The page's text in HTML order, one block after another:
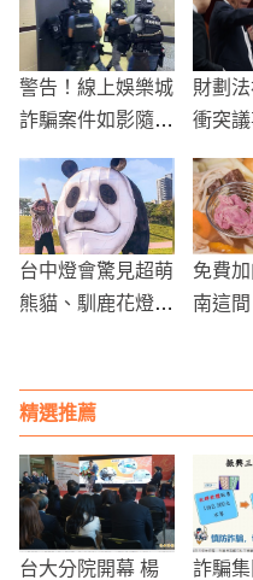
警告！線上娛樂城
詐騙案件如影隨形
心上當！
財劃
衝突
台中燈會驚見超萌
熊貓、馴鹿花燈搶
免費
南這
精選推薦
台大分院開幕 楊
詐騙